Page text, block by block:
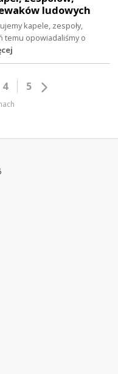
ludowych
kapele, zespoły,
temu opowiadaliśmy o
4 5